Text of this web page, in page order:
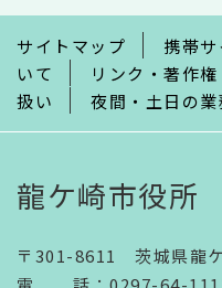
で
サイトマップ 携帯サ
いて
リンク・著作
扱い
夜間・土日の業
龍ケ崎市役所
〒301-8611 茨城県龍